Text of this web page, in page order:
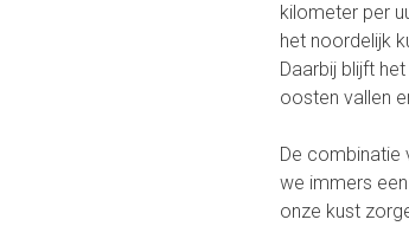
kilometer per
het noordelijk
Daarbij blijft
oosten vallen
De combinatie
we immers
onze kust